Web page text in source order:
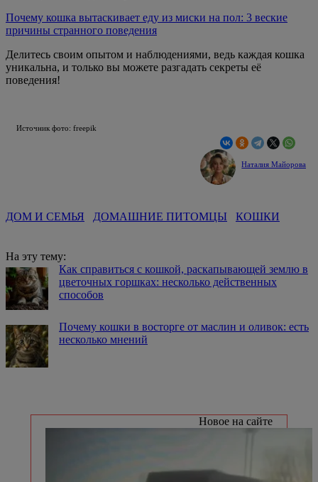
Почему кошка вытаскивает еду из миски на пол: 3 веские
причины странного поведения
Делитесь своим опытом и наблюдениями, ведь каждая кошка
уникальна, и только вы можете разгадать секреты её
поведения!
Источник фото: freepik
Наталия Майорова
ДОМ И СЕМЬЯ ДОМАШНИЕ ПИТОМЦЫ КОШКИ
На эту тему:
Как справиться с кошкой, раскапывающей землю в
цветочных горшках: несколько действенных
способов
Почему кошки в восторге от маслин и оливок: есть
несколько мнений
Новое на сайте